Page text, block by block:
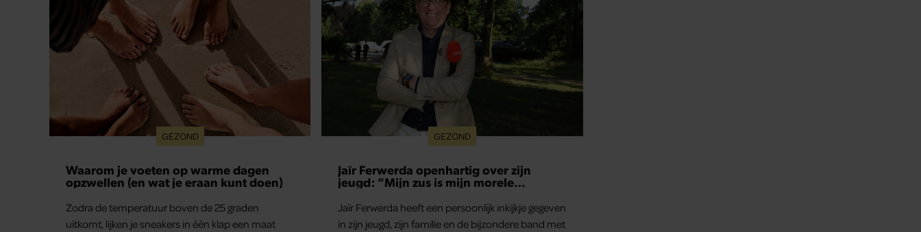
GEZOND
Waarom je voeten op warme dagen
opzwellen (en wat je eraan kunt doen)
Zodra de temperatuur boven de 25 graden
uitkomt, lijken je sneakers in één klap een maat
GEZOND
Jaïr Ferwerda openhartig over zijn
jeugd: “Mijn zus is mijn morele
Jaïr Ferwerda heeft een persoonlijk inkijkje gegeven
in zijn jeugd, zijn familie en de bijzondere band met